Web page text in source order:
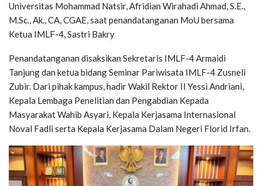
Universitas Mohammad Natsir, Afridian Wirahadi Ahmad, S.E.,
M.Sc., Ak., CA, CGAE, saat penandatanganan MoU bersama
Ketua IMLF-4, Sastri Bakry
Penandatanganan disaksikan Sekretaris IMLF-4 Armaidi
Tanjung dan ketua bidang Seminar Pariwisata IMLF-4 Zusneli
Zubir. Dari pihak kampus, hadir Wakil Rektor II Yessi Andriani,
Kepala Lembaga Penelitian dan Pengabdian Kepada
Masyarakat Wahib Asyari, Kepala Kerjasama Internasional
Noval Fadli serta Kepala Kerjasama Dalam Negeri Florid Irfan.